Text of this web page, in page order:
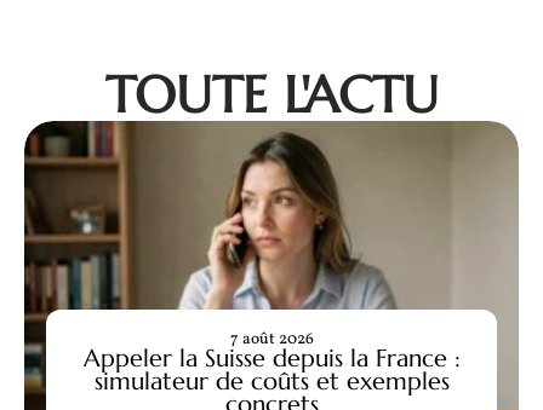
TOUTE L'ACTU
Appeler la Suisse depuis la France :
simulateur de coûts et exemples
concrets
7 août 2026